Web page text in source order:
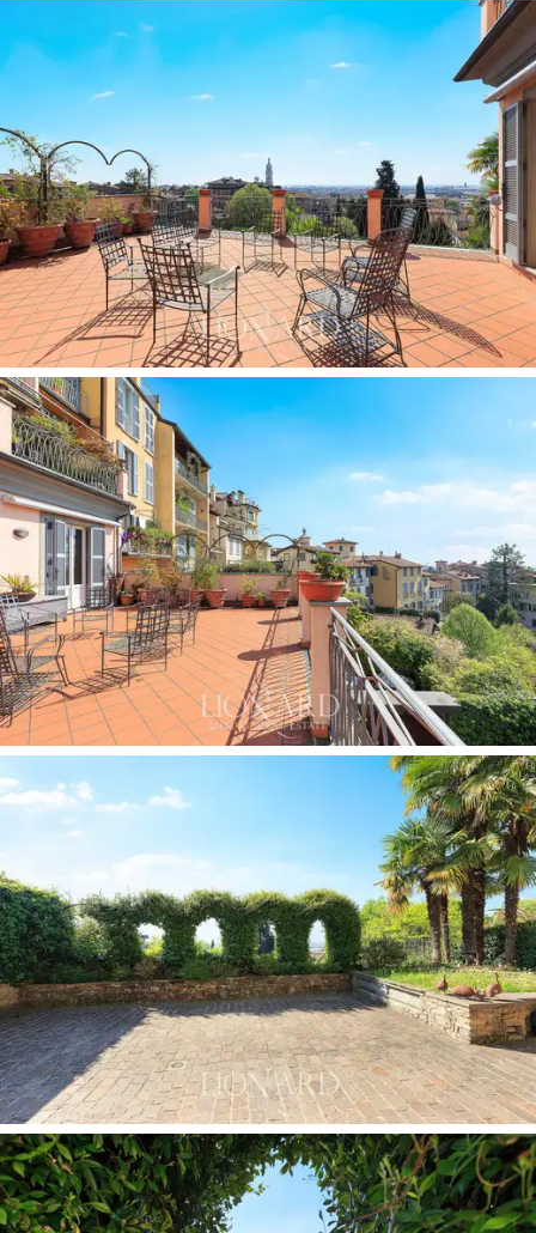
전용 욕실과 정원 전망을 갖춘마스터 침실은18
세기 롬바르디아 최고급 회화 전통을 보여주는 금
색과 상아색 색조의천사와 우의적인 장식이 그려
진 프레스코화 천장이 특징입니다.
정원이 내려다보이는 베란다는 헤링본 무늬의 테
라코타 바닥으로 마감되어 있으며, 침실과 탁 트인
전망을 자랑하는 테라스로 이어지는 복도로 연결
됩니다.테라코타로 포장된테라스에는 테이블과
의자, 그리고 향긋한 허브와 덩굴 식물이 심어진
테라코타 화분이 놓여 있어, 베르가모의 지붕들과
하늘을 압도하는 종탑의 경치를 고요하고 아늑하
게 감상할 수 있는 멋진 분위기를 자아냅니다.
1층에는넓은 개방형 거실과 세탁실, 대형 욕실,
침실, 그리고별도의 침실과 욕실을 갖춘 서비스
공간이마련되어 있어, 신뢰할 수 있는 직원 숙소,
게스트하우스 또는 독립적인 서재로 활용하기에
적합합니다. 두 개의 진입로 중 하나를 통해 접근
가능한실내 차고는 여러 대의 차량을 편리하게
관리할 수 있도록 해줍니다. 정원은 두 개의 층으
로 구성되어 있는데, 위층 테라스는 베란다와 거실
공간과 연결되어 있으며, 아래층 잔디밭에는 수령
이 오래된 나무들이 녹색 차폐막을 형성하여 주변
환경으로부터 완벽한 프라이버시를 보장합니다.